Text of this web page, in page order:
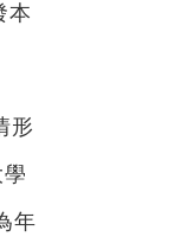
本
形
年